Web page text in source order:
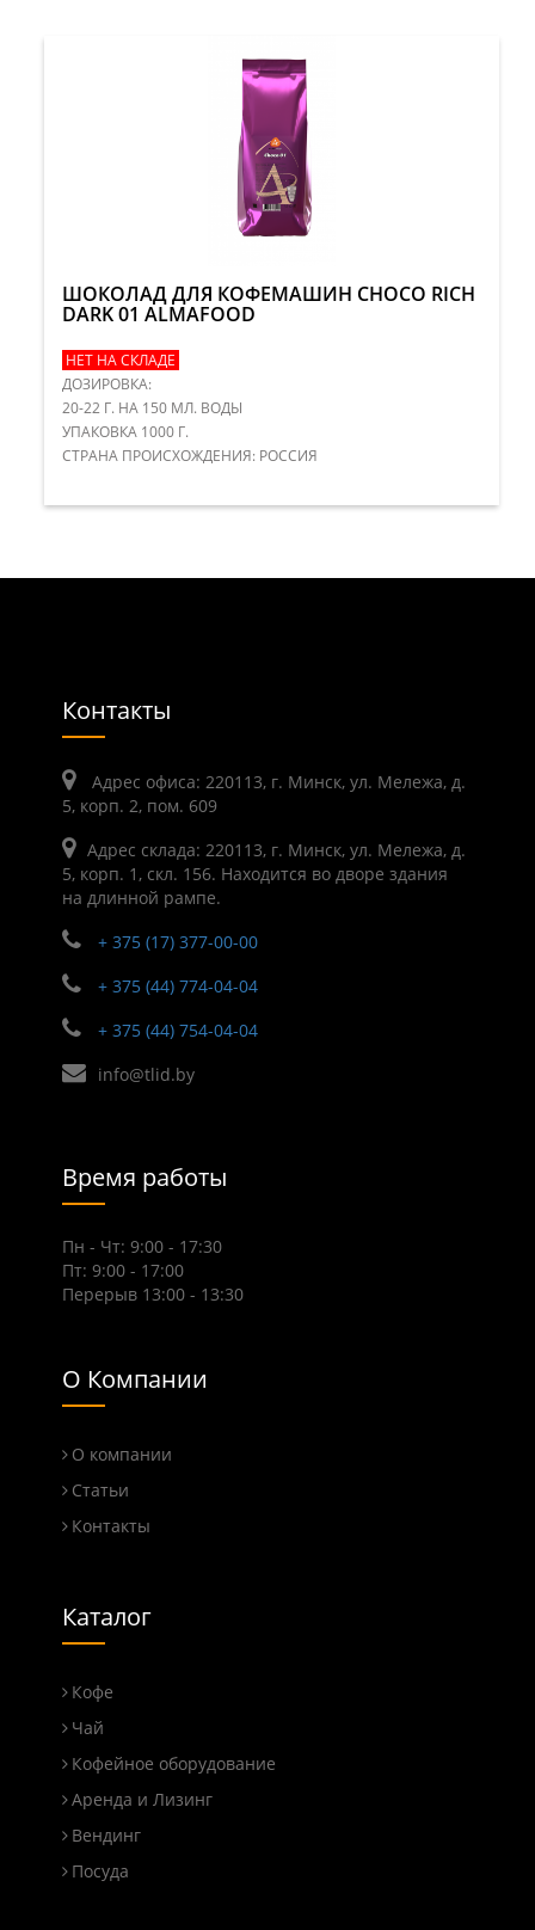
ШОКОЛАД ДЛЯ КОФЕМАШИН CHOCO RICH
DARK 01 ALMAFOOD
НЕТ НА СКЛАДЕ
ДОЗИРОВКА:
20-22 Г. НА 150 МЛ. ВОДЫ
УПАКОВКА 1000 Г.
СТРАНА ПРОИСХОЖДЕНИЯ: РОССИЯ
Контакты
Адрес офиса: 220113, г. Минск, ул. Мележа, д.
5, корп. 2, пом. 609
Адрес склада: 220113, г. Минск, ул. Мележа, д.
5, корп. 1, скл. 156. Находится во дворе здания
на длинной рампе.
+ 375 (17) 377-00-00
+ 375 (44) 774-04-04
+ 375 (44) 754-04-04
info@tlid.by
Время работы
Пн - Чт: 9:00 - 17:30
Пт: 9:00 - 17:00
Перерыв 13:00 - 13:30
О Компании
О компании
Статьи
Контакты
Каталог
Кофе
Чай
Кофейное оборудование
Аренда и Лизинг
Вендинг
Посуда